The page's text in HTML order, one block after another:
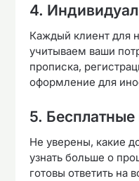
4.
Каждый клиент для
учитываем ваши
прописка,
оформление для
5. Бесплатные
Не уверены, какие
узнать больше о
готовы ответить на